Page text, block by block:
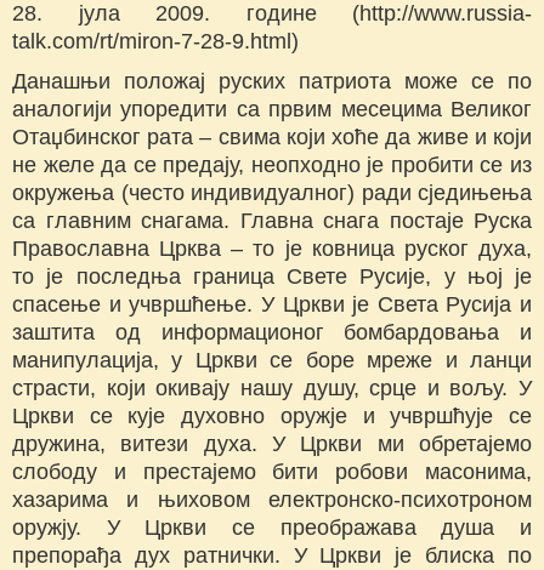
28. јула 2009. године (http://www.russia-
talk.com/rt/miron-7-28-9.html)
Данашњи положај руских патриота може се по
аналогији упоредити са првим месецима Великог
Отаџбинског рата – свима који хоће да живе и који
не желе да се предају, неопходно је пробити се из
окружења (често индивидуалног) ради сједињења
са главним снагама. Главна снага постаје Руска
Православна Црква – то је ковница руског духа,
то је последња граница Свете Русије, у њој је
спасење и учвршћење. У Цркви је Света Русија и
заштита од информационог бомбардовања и
манипулација, у Цркви се боре мреже и ланци
страсти, који окивају нашу душу, срце и вољу. У
Цркви се кује духовно оружје и учвршћује се
дружина, витези духа. У Цркви ми обретајемо
слободу и престајемо бити робови масонима,
хазарима и њиховом електронско-психотроном
оружју. У Цркви се преображава душа и
препорађа дух ратнички. У Цркви је блиска по